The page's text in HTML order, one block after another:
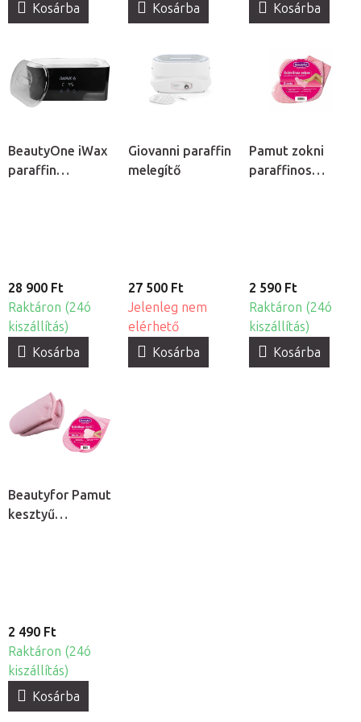
Kosárba Kosárba Kosárba
BeautyOne iWax
paraffin
28 900 Ft
Raktáron (24ó
kiszállítás)
Kosárba
Giovanni paraffin
melegítő
27 500 Ft
Jelenleg nem
elérhető
Kosárba
Pamut zokni
paraffinos
2 590 Ft
Raktáron (24ó
kiszállítás)
Kosárba
Beautyfor Pamut
kesztyű
2 490 Ft
Raktáron (24ó
kiszállítás)
Kosárba